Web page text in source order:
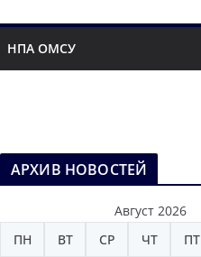
НПА ОМСУ
АРХИВ НОВОСТЕЙ
Август 2026
ПН
ВТ СР ЧТ ПТ